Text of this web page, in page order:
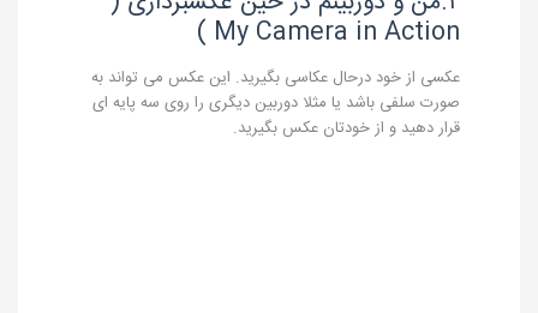
My Camera in Action )
عکسی از خود درحال عکاسی بگیرید. این عکس می تواند به
صورت سلفی باشد یا مثلا دوربین دیگری را روی سه پایه ای
قرار دهید و از خودتان عکس بگیرید.